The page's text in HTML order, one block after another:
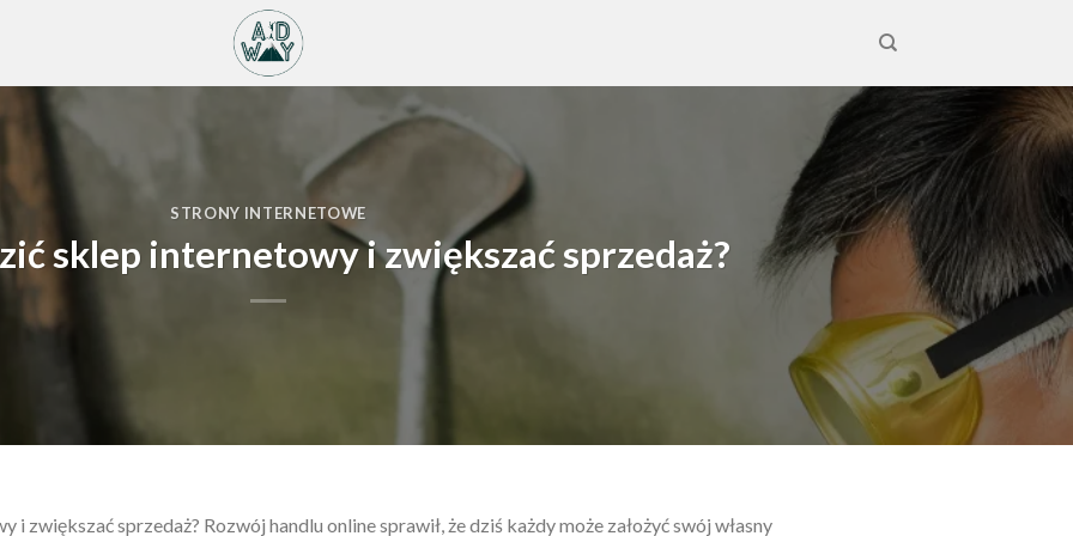
STRONY INTERNETOWE
sklep internetowy i zwiększać sprzedaż?
i zwiększać sprzedaż? Rozwój handlu online sprawił, że dziś każdy może założyć swój własny